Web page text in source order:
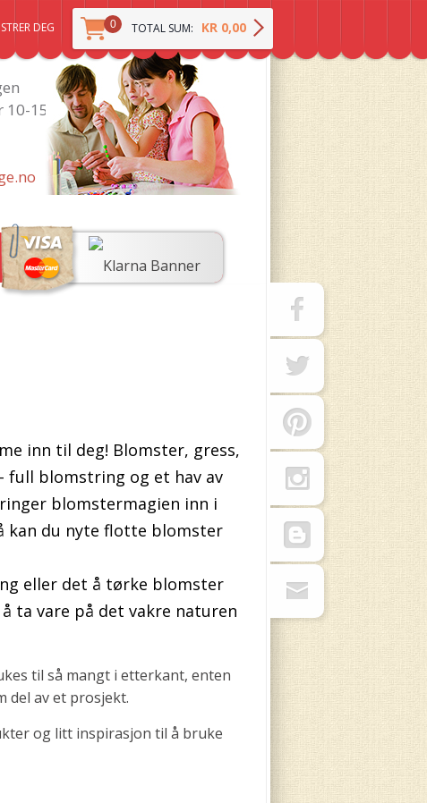
0 TOTAL SUM: KR 0,00
DEG
10-15
inn til deg! Blomster, gress,
full blomstring og et hav av
blomstermagien inn i
kan du nyte flotte blomster
eller det å tørke blomster
ta vare på det vakre naturen
til så mangt i etterkant, enten
del av et prosjekt.
og litt inspirasjon til å bruke